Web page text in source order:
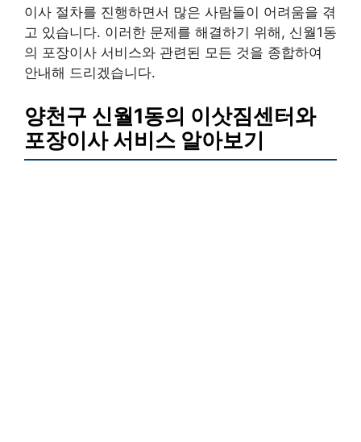
이사 절차를 진행하면서 많은 사람들이 어려움을 겪
고 있습니다. 이러한 문제를 해결하기 위해, 신월1동
의 포장이사 서비스와 관련된 모든 것을 종합하여
안내해 드리겠습니다.
양천구 신월1동의 이삿짐센터와
포장이사 서비스 알아보기